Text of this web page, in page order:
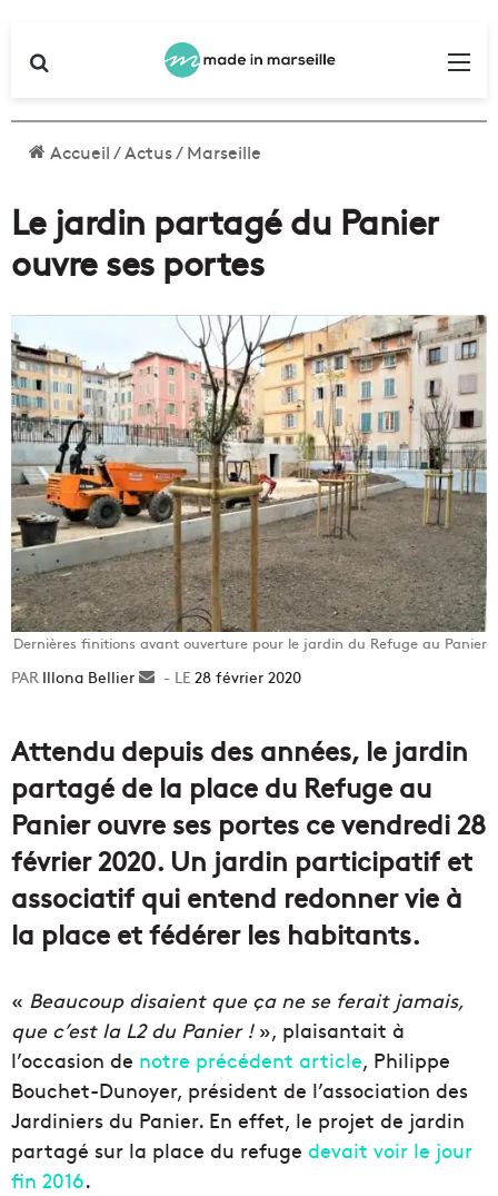
Accueil/Actus/Marseille
Le jardin partagé du Panier
ouvre ses portes
Dernières finitions avant ouverture pour le jardin du Refuge au Panier
Illona Bellier
Envoyer28 février 2020
Attendu depuis des années, le jardin
partagé de la place du Refuge au
Panier ouvre ses portes ce vendredi 28
février 2020. Un jardin participatif et
associatif qui entend redonner vie à
la place et fédérer les habitants.
« Beaucoup disaient que ça ne se ferait jamais,
que c’est la L2 du Panier !», plaisantait à
l’occasion de notre précédent article, Philippe
Bouchet-Dunoyer, président de l’association des
Jardiniers du Panier. En effet, le projet de jardin
partagé sur la place du refuge devait voir le jour
fin 2016.